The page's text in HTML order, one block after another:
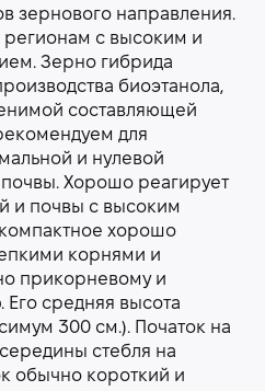
зернового направления.
с высоким и
Зерно гибрида
биоэтанола,
составляющей
для
и нулевой
Хорошо реагирует
и почвы с высоким
хорошо
корнями и
прикорневому и
Его средняя высота
300 см.). Початок на
стебля на
обычно короткий и